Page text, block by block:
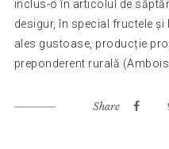
inclus-o în articolul de
desigur, în special fructele
ales gustoase, producție
preponderent rurală
Share